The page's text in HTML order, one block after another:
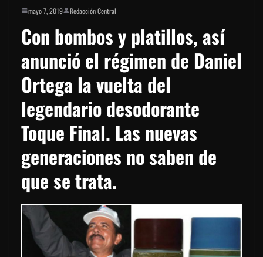
mayo 7, 2019 Redacción Central
Con bombos y platillos, así
anunció el régimen de Daniel
Ortega la vuelta del
legendario desodorante
Toque Final. Las nuevas
generaciones no saben de
que se trata.